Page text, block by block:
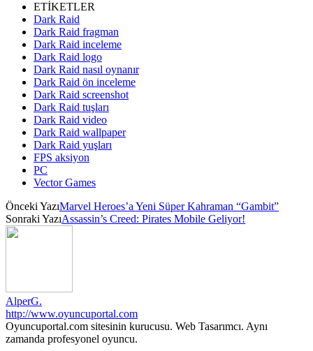
ETİKETLER
Dark Raid
Dark Raid fragman
Dark Raid inceleme
Dark Raid logo
Dark Raid nasıl oynanır
Dark Raid ön inceleme
Dark Raid screenshot
Dark Raid tuşları
Dark Raid video
Dark Raid wallpaper
Dark Raid yuşları
FPS aksiyon
PC
Vector Games
Önceki YazıMarvel Heroes’a Yeni Süper Kahraman “Gambit”
Sonraki YazıAssassin’s Creed: Pirates Mobile Geliyor!
AlperG.
http://www.oyuncuportal.com
Oyuncuportal.com sitesinin kurucusu. Web Tasarımcı. Aynı
zamanda profesyonel oyuncu.